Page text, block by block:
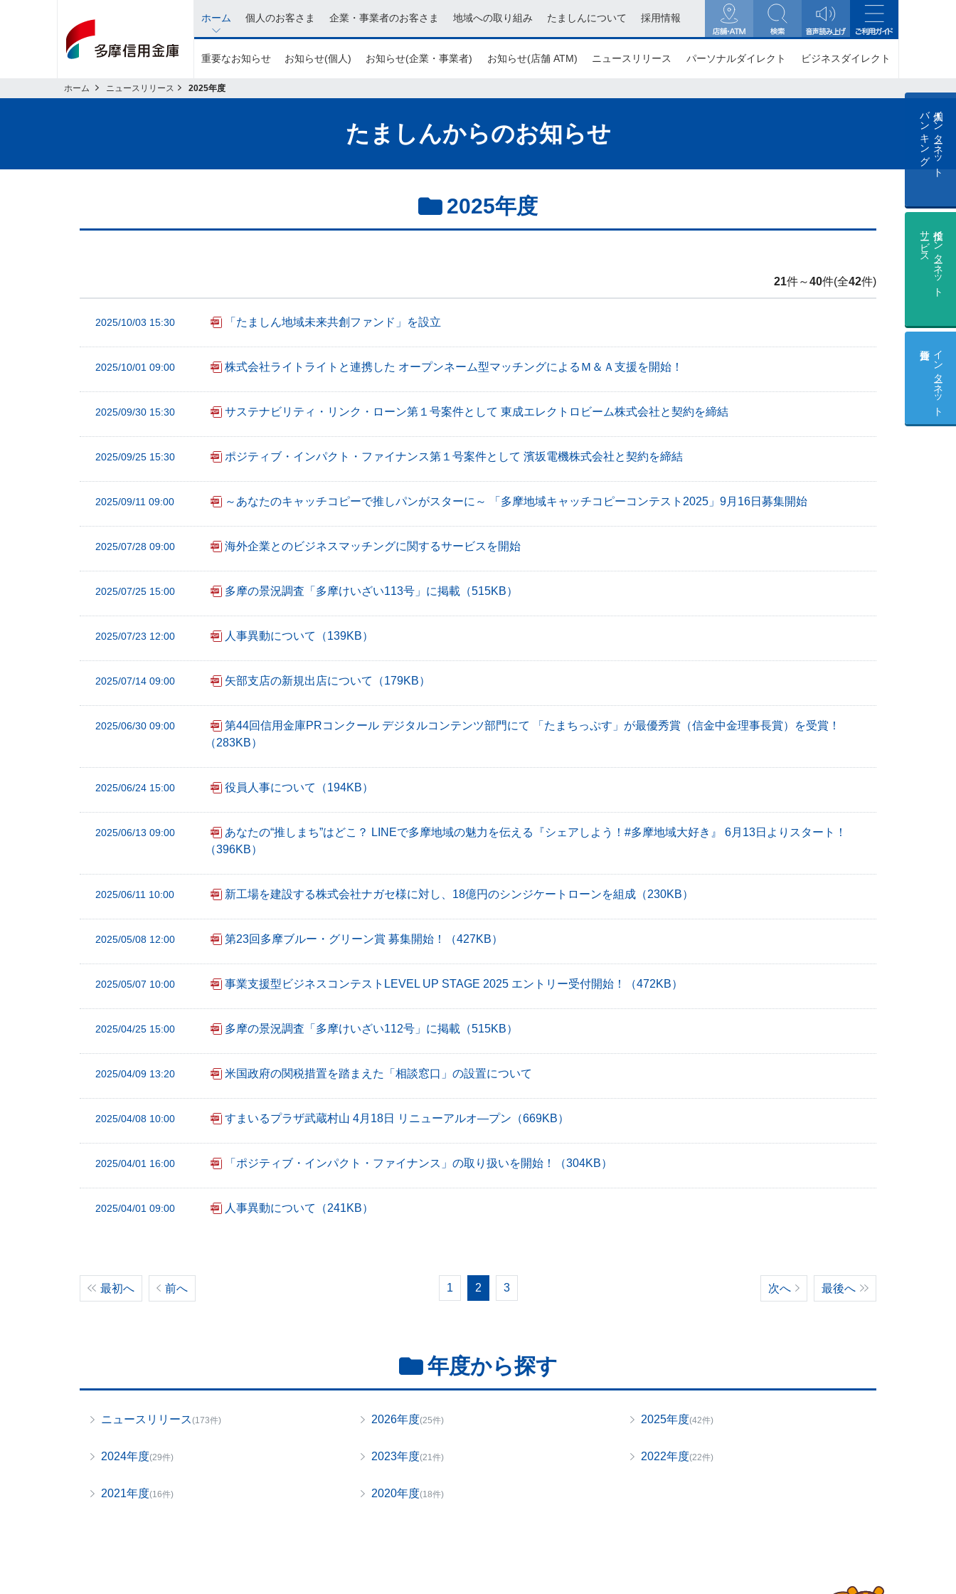
ホーム 個人のお客さま 企業・事業者のお客さま 地域への取り組み たましんについて 採用情報
重要なお知らせ お知らせ(個人) お知らせ(企業・事業者) お知らせ(店舗 ATM) ニュースリリース パーソナルダイレクト ビジネスダイレクト
個人インターネット
バンキング
投信インターネット
サービス
インターネット
ホーム ニュースリリース 2025年度
たましんからのお知らせ
2025年度
21件～40件(全42件)
2025/10/03 15:30 「たましん地域未来共創ファンド」を設立
2025/10/01 09:00 株式会社ライトライトと連携した オープンネーム型マッチングによるＭ＆Ａ支援を開始！
2025/09/30 15:30 サステナビリティ・リンク・ローン第１号案件として 東成エレクトロビーム株式会社と契約を締結
2025/09/25 15:30 ポジティブ・インパクト・ファイナンス第１号案件として 濱坂電機株式会社と契約を締結
2025/09/11 09:00 ～あなたのキャッチコピーで推しパンがスターに～ 「多摩地域キャッチコピーコンテスト2025」9月16日募集開始
2025/07/28 09:00 海外企業とのビジネスマッチングに関するサービスを開始
2025/07/25 15:00 多摩の景況調査「多摩けいざい113号」に掲載 （515KB）
2025/07/23 12:00 人事異動について （139KB）
2025/07/14 09:00 矢部支店の新規出店について （179KB）
2025/06/30 09:00
第44回信用金庫PRコンクール デジタルコンテンツ部門にて 「たまちっぷす」が最優秀賞（信金中金理事長賞）を受賞！
（283KB）
2025/06/24 15:00 役員人事について （194KB）
2025/06/13 09:00
あなたの“推しまち”はどこ？ LINEで多摩地域の魅力を伝える『シェアしよう！#多摩地域大好き』 6月13日よりスタート！
（396KB）
2025/06/11 10:00 新工場を建設する株式会社ナガセ様に対し、18億円のシンジケートローンを組成 （230KB）
2025/05/08 12:00 第23回多摩ブルー・グリーン賞 募集開始！ （427KB）
2025/05/07 10:00 事業支援型ビジネスコンテストLEVEL UP STAGE 2025 エントリー受付開始！ （472KB）
2025/04/25 15:00 多摩の景況調査「多摩けいざい112号」に掲載 （515KB）
2025/04/09 13:20 米国政府の関税措置を踏まえた「相談窓口」の設置について
2025/04/08 10:00 すまいるプラザ武蔵村山 4月18日 リニューアルオ―プン （669KB）
2025/04/01 16:00 「ポジティブ・インパクト・ファイナンス」の取り扱いを開始！ （304KB）
2025/04/01 09:00 人事異動について （241KB）
最初へ 前へ 1 2 3 次へ 最後へ
年度から探す
ニュースリリース(173件) 2026年度(25件) 2025年度(42件)
2024年度(29件) 2023年度(21件) 2022年度(22件)
2021年度(16件) 2020年度(18件)